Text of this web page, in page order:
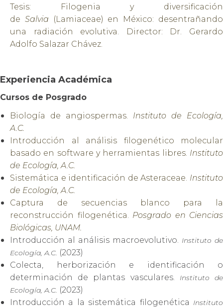
Tesis: Filogenia y diversificación
de Salvia
(Lamiaceae) en México: desentrañando
una radiación evolutiva. Director: Dr. Gerardo
Adolfo Salazar Chávez.
Experiencia Académica
Cursos de Posgrado
Biología de angiospermas. Instituto de Ecología,
A.C.
Introducción al análisis filogenético molecular
basado en software y herramientas libres. Instituto
de Ecología, A.C.
Sistemática e identificación de Asteraceae. Instituto
de Ecología, A.C.
Captura de secuencias blanco para la
reconstrucción filogenética. Posgrado en Ciencias
Biológicas, UNAM.
Introducción al análisis macroevolutivo. Instituto de
Ecología, A.C. (2023)
Colecta, herborización e identificación o
determinación de plantas vasculares. Instituto de
Ecología, A.C. (2023)
Introducción a la sistemática filogenética Instituto